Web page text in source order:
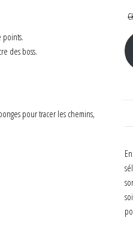
des boss.
pour tracer les chemins,